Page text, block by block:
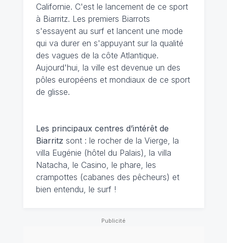
Californie. C'est le lancement de ce sport
à Biarritz. Les premiers Biarrots
s'essayent au surf et lancent une mode
qui va durer en s'appuyant sur la qualité
des vagues de la côte Atlantique.
Aujourd'hui, la ville est devenue un des
pôles européens et mondiaux de ce sport
de glisse.
Les principaux centres d’intérêt de
Biarritz sont : le rocher de la Vierge, la
villa Eugénie (hôtel du Palais), la villa
Natacha, le Casino, le phare, les
crampottes (cabanes des pêcheurs) et
bien entendu, le surf !